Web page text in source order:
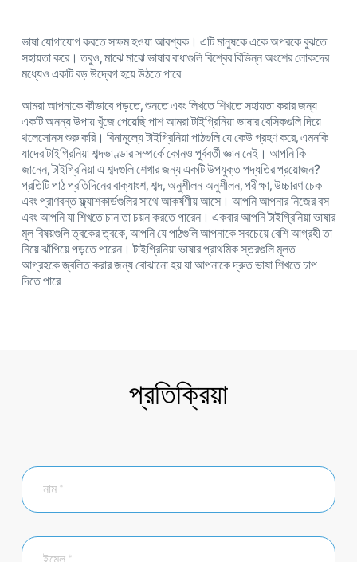
ভাষা যোগাযোগ করতে সক্ষম হওয়া আবশ্যক। এটি মানুষকে একে অপরকে বুঝতে
সহায়তা করে। তবুও, মাঝে মাঝে ভাষার বাধাগুলি বিশ্বের বিভিন্ন অংশের লোকদের
মধ্যেও একটি বড় উদ্বেগ হয়ে উঠতে পারে
আমরা আপনাকে কীভাবে পড়তে, শুনতে এবং লিখতে শিখতে সহায়তা করার জন্য
একটি অনন্য উপায় খুঁজে পেয়েছি পাশ আমরা টাইগ্রিনিয়া ভাষার বেসিকগুলি দিয়ে
থলেসোনস শুরু করি। বিনামূল্যে টাইগ্রিনিয়া পাঠগুলি যে কেউ গ্রহণ করে, এমনকি
যাদের টাইগ্রিনিয়া শব্দভাণ্ডার সম্পর্কে কোনও পূর্ববর্তী জ্ঞান নেই। আপনি কি
জানেন, টাইগ্রিনিয়া এ শব্দগুলি শেখার জন্য একটি উপযুক্ত পদ্ধতির প্রয়োজন?
প্রতিটি পাঠ প্রতিদিনের বাক্যাংশ, শব্দ, অনুশীলন অনুশীলন, পরীক্ষা, উচ্চারণ চেক
এবং প্রাণবন্ত ফ্ল্যাশকার্ডগুলির সাথে আকর্ষণীয় আসে। আপনি আপনার নিজের বস
এবং আপনি যা শিখতে চান তা চয়ন করতে পারেন। একবার আপনি টাইগ্রিনিয়া ভাষার
মূল বিষয়গুলি ত্বকের ত্বকে, আপনি যে পাঠগুলি আপনাকে সবচেয়ে বেশি আগ্রহী তা
নিয়ে ঝাঁপিয়ে পড়তে পারেন। টাইগ্রিনিয়া ভাষার প্রাথমিক স্তরগুলি মূলত
আগ্রহকে জ্বলিত করার জন্য বোঝানো হয় যা আপনাকে দ্রুত ভাষা শিখতে চাপ
দিতে পারে
প্রতিক্রিয়া